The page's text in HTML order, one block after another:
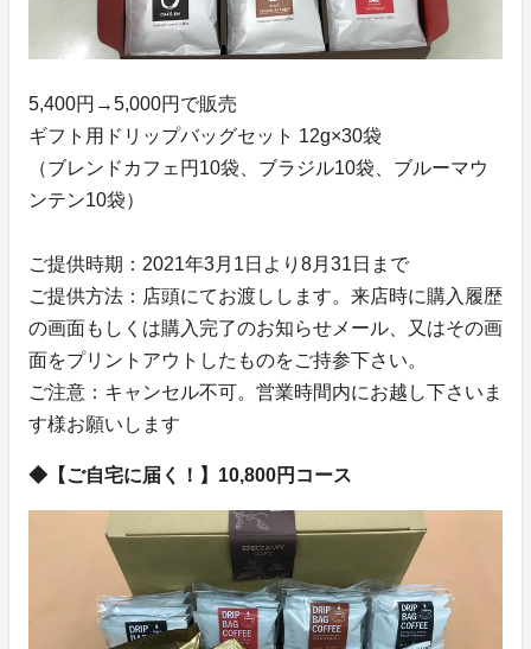
5,400円→5,000円で販売
ギフト用ドリップバッグセット 12g×30袋
（ブレンドカフェ円10袋、ブラジル10袋、ブルーマウ
ンテン10袋）
ご提供時期：2021年3月1日より8月31日まで
ご提供方法：店頭にてお渡しします。来店時に購入履歴
の画面もしくは購入完了のお知らせメール、又はその画
面をプリントアウトしたものをご持参下さい。
ご注意：キャンセル不可。営業時間内にお越し下さいま
す様お願いします
◆【ご自宅に届く！】10,800円コース